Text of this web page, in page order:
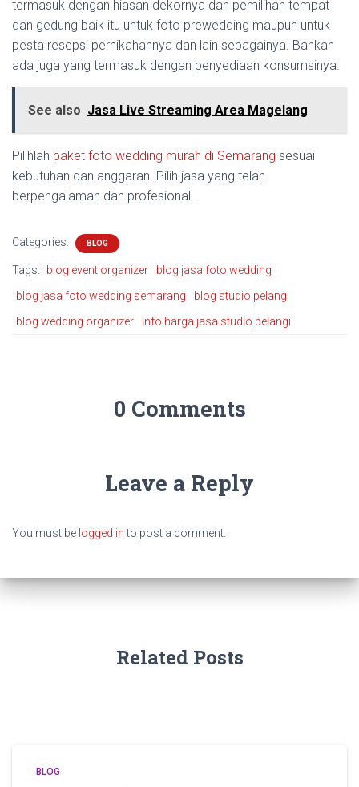
termasuk dengan hiasan dekornya dan pemilihan tempat
dan gedung baik itu untuk foto prewedding maupun untuk
pesta resepsi pernikahannya dan lain sebagainya. Bahkan
ada juga yang termasuk dengan penyediaan konsumsinya.
See also Jasa Live Streaming Area Magelang
Pilihlah paket foto wedding murah di Semarang sesuai
kebutuhan dan anggaran. Pilih jasa yang telah
berpengalaman dan profesional.
Categories: BLOG
Tags: blog event organizer
blog jasa foto wedding
blog jasa foto wedding semarang
blog studio pelangi
blog wedding organizer
info harga jasa studio pelangi
0 Comments
Leave a Reply
You must be logged into post a comment.
Related Posts
BLOG